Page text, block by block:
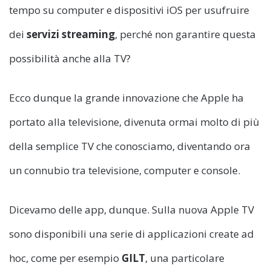
tempo su computer e dispositivi iOS per usufruire
dei servizi streaming, perché non garantire questa
possibilità anche alla TV?
Ecco dunque la grande innovazione che Apple ha
portato alla televisione, divenuta ormai molto di più
della semplice TV che conosciamo, diventando ora
un connubio tra televisione, computer e console.
Dicevamo delle app, dunque. Sulla nuova Apple TV
sono disponibili una serie di applicazioni create ad
hoc, come per esempio GILT, una particolare